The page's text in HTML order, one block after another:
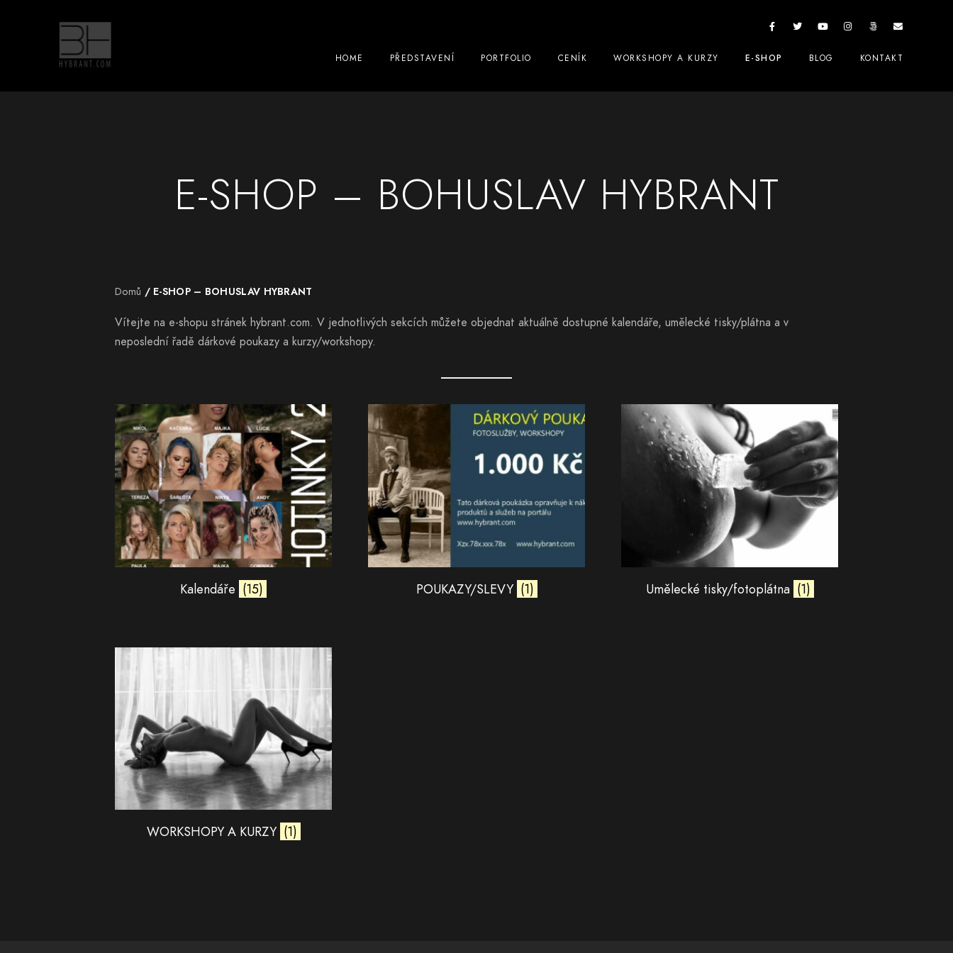
HOME PŘEDSTAVENÍ PORTFOLIO CENÍK WORKSHOPY A KURZY E-SHOP BLOG KONTAKT
E-SHOP – BOHUSLAV HYBRANT
Domů / E-SHOP – BOHUSLAV HYBRANT
Vítejte na e-shopu stránek hybrant.com. V jednotlivých sekcích můžete objednat aktuálně dostupné kalendáře, umělecké tisky/plátna a v
neposlední řadě dárkové poukazy a kurzy/workshopy.
Kalendáře (15) POUKAZY/SLEVY (1) Umělecké tisky/fotoplátna (1)
WORKSHOPY A KURZY (1)